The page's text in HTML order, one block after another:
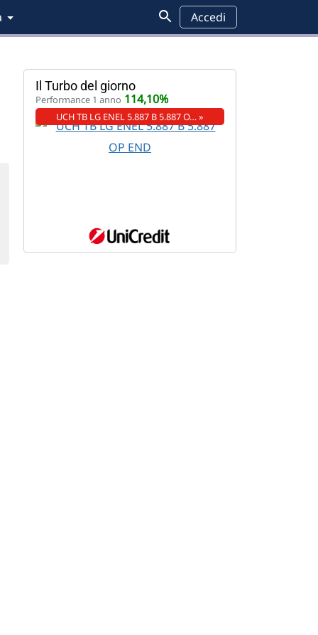
Accedi
Il Turbo del giorno
Performance 1 anno 114,10%
UCH TB LG ENEL 5.887 B 5.887 O… »